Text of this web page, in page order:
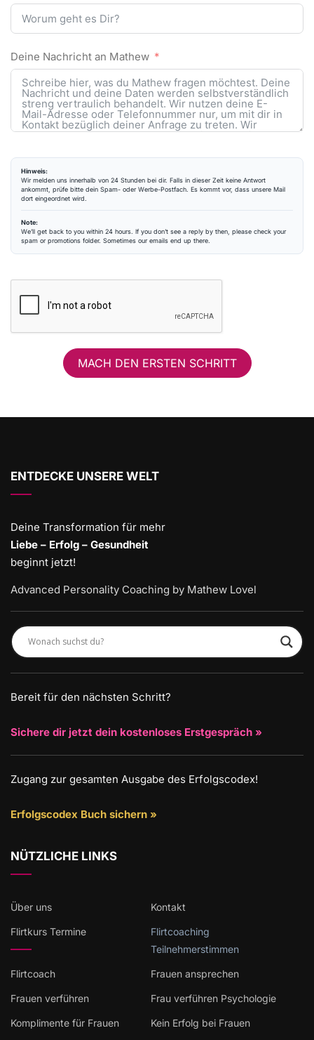
Deine Nachricht an Mathew
Hinweis:
Wir melden uns innerhalb von 24 Stunden bei dir. Falls in dieser Zeit keine Antwort
ankommt, prüfe bitte dein Spam- oder Werbe-Postfach. Es kommt vor, dass unsere Mail
dort eingeordnet wird.
Note:
We’ll get back to you within 24 hours. If you don’t see a reply by then, please check your
spam or promotions folder. Sometimes our emails end up there.
MACH DEN ERSTEN SCHRITT
ENTDECKE UNSERE WELT
Deine Transformation für mehr
Liebe – Erfolg – Gesundheit
beginnt jetzt!
Advanced Personality Coaching by Mathew Lovel
Bereit für den nächsten Schritt?
Sichere dir jetzt dein kostenloses Erstgespräch »
Zugang zur gesamten Ausgabe des Erfolgscodex!
Erfolgscodex Buch sichern »
NÜTZLICHE LINKS
Über uns Kontakt
Flirtkurs Termine
Flirtcoaching
Teilnehmerstimmen
Flirtcoach Frauen ansprechen
Frauen verführen Frau verführen Psychologie
Komplimente für Frauen Kein Erfolg bei Frauen